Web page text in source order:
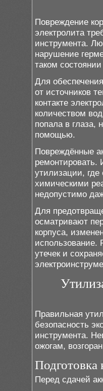
Повреждение
электролита
инструмента.
нарушение
таком
Для
от источников
контакте
количеством
попала в глаза,
помощью.
Повреждённые
ремонтировать.
утилизации, где
химическими
недопустимо
Для
осматривают
корпуса,
использование.
утечек и
Правильная
безопасность
инструмента.
ожогам,
Подготовка
Перед сдачей